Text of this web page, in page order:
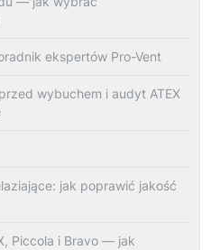
ekspertów Pro-Vent
wybuchem i audyt ATEX
jak poprawić jakość
Piccola i Bravo — jak